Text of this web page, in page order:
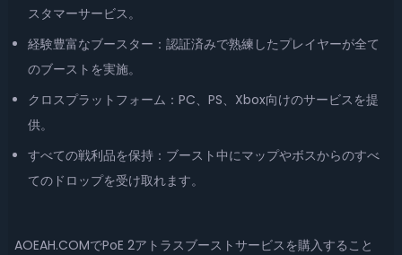
スタマーサービス。
経験豊富なブースター：認証済みで熟練したプレイヤーが全て
のブーストを実施。
クロスプラットフォーム：PC、PS、Xbox向けのサービスを提
供。
すべての戦利品を保持：ブースト中にマップやボスからのすべ
てのドロップを受け取れます。
AOEAH.COMでPoE 2アトラスブーストサービスを購入すること